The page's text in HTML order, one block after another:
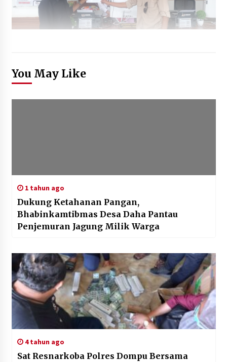
You May Like
1 tahun ago
Dukung Ketahanan Pangan,
Bhabinkamtibmas Desa Daha Pantau
Penjemuran Jagung Milik Warga
4 tahun ago
Sat Resnarkoba Polres Dompu Bersama